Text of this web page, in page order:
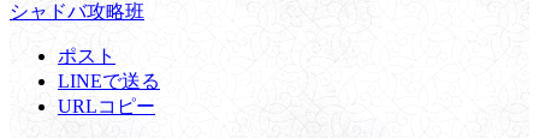
シャドバ攻略班
ポスト
LINEで送る
URLコピー